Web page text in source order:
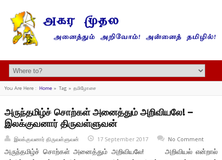
You Are Here : Home» Tag » தமிழோசை
அருந்தமிழ்ச் சொற்கள் அனைத்தும் அறிவியலே! –
இலக்குவனார் திருவள்ளுவன்
இலக்குவனார் திருவள்ளுவன் 17 September 2017 No Comment
அருந்தமிழ்ச் சொற்கள் அனைத்தும் அறிவியலே! அறிவியல் என்றால்